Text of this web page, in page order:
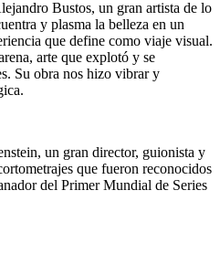
Bustos, un gran artista de lo
y plasma la belleza en un
que define como viaje visual.
arte que explotó y se
Su obra nos hizo vibrar y
un gran director, guionista y
que fueron reconocidos
del Primer Mundial de Series